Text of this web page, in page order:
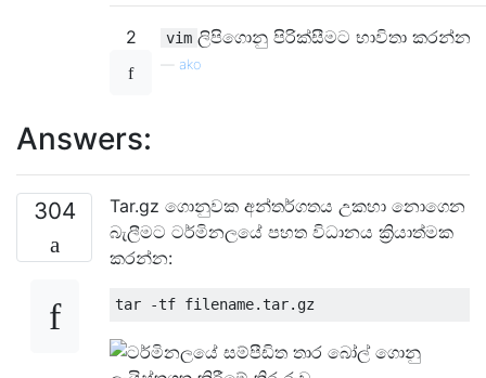
2 vim ලිපිගොනු පිරික්සීමට භාවිතා කරන්න
ako
Answers:
304
Tar.gz ගොනුවක අන්තර්ගතය උකහා නොගෙන
බැලීමට ටර්මිනලයේ පහත විධානය ක්‍රියාත්මක
කරන්න: